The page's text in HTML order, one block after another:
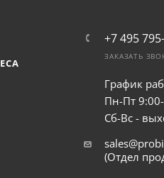
+7 495
ЗАКАЗАТЬ
График
Пн-Пт
Сб-Вс -
(Отдел